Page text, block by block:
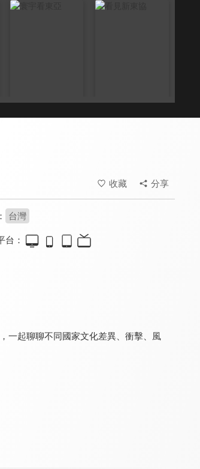
收藏 分享
台灣
台：
一起聊聊不同國家文化差異、衝擊、風